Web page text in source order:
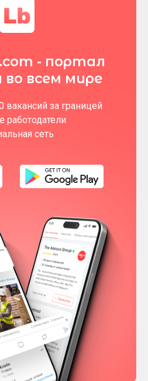
- портал
во всем мире
за границей
работодатели
сеть